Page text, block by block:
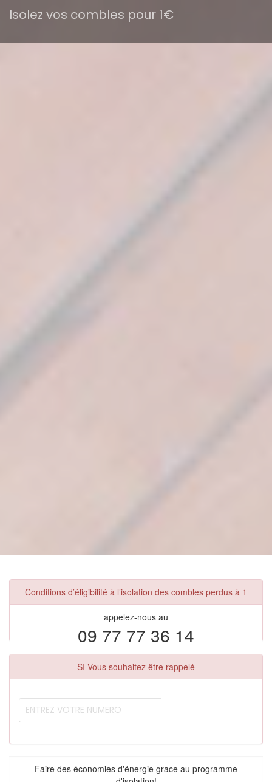
Isolez vos combles pour 1€
Conditions d’éligibilité à l’isolation des combles perdus à 1
appelez-nous au
09 77 77 36 14
SI Vous souhaitez être rappelé
Faire des économies d'énergie grace au programme